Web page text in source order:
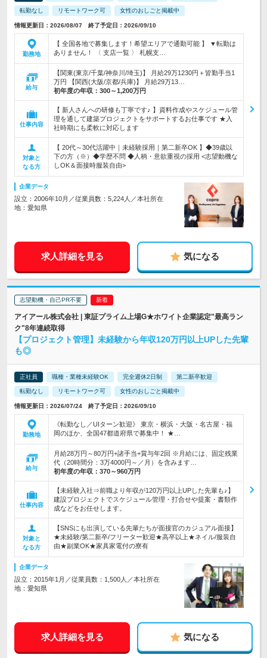
転勤なし リモートワーク可 女性のおしごと掲載中
情報更新日：2026/08/07 終了予定日：2026/09/10
勤務地
【 全国各地で募集します！希望エリアで通勤可能 】 ▼転勤は
ありません！ 〈 支店一覧 〉 札幌支…
給与
【関東(東京/千葉/神奈川/埼玉)】 月給29万1230円＋皆勤手当1
万円 【関西(大阪/京都/兵庫)】 月給29万13…
初年度の年収： 300～1,200万円
仕事内容
【 新人さんへの研修も丁寧です♪ 】資料作成やスケジュール管
理を通して建築プロジェクトをサポートするお仕事です ★入
社時期にも柔軟に対応します
対象と
なる方
【 20代～30代活躍中｜未経験採用｜第二新卒OK 】◆39歳以
下の方（※）◆学歴不問 ◆人柄・意欲重視の採用 <志望動機な
しOK＆面接時服装自由>
企業データ
設立：2006年10月／従業員数：5,224人／本社所在
地：愛知県
求人詳細を見る 気になる
志望動機・自己PR不要
アイアール株式会社 | 東証プライム上場G★ホワイト企業認定"最高ラン
ク"8年連続取得
【プロジェクト管理】未経験から年収120万円以上UPした先輩
も◎
正社員 職種・業種未経験OK 完全週休2日制 第二新卒歓迎
転勤なし リモートワーク可 女性のおしごと掲載中
情報更新日：2026/07/24 終了予定日：2026/09/10
勤務地
《転勤なし／UIターン歓迎》 東京・横浜・大阪・名古屋・福
岡のほか、全国47都道府県で募集中！ ★…
給与
月給28万円～80万円+諸手当+賞与年2回 ※月給には、固定残業
代（20時間分：3万4000円～／月）を含みます…
初年度の年収： 370～960万円
仕事内容
【未経験入社⇒前職より年収が120万円以上UPした先輩も♪】
建設プロジェクトでスケジュール管理・打合せや提案・書類作
成などをお任せします。
対象と
なる方
【SNSにも出演している先輩たちが面接官のカジュアル面接】
★未経験/第二新卒/フリーター歓迎★高卒以上★ネイル/服装自
由★副業OK★家具家電付の寮有
企業データ
設立：2015年1月／従業員数：1,500人／本社所在
地：愛知県
求人詳細を見る 気になる